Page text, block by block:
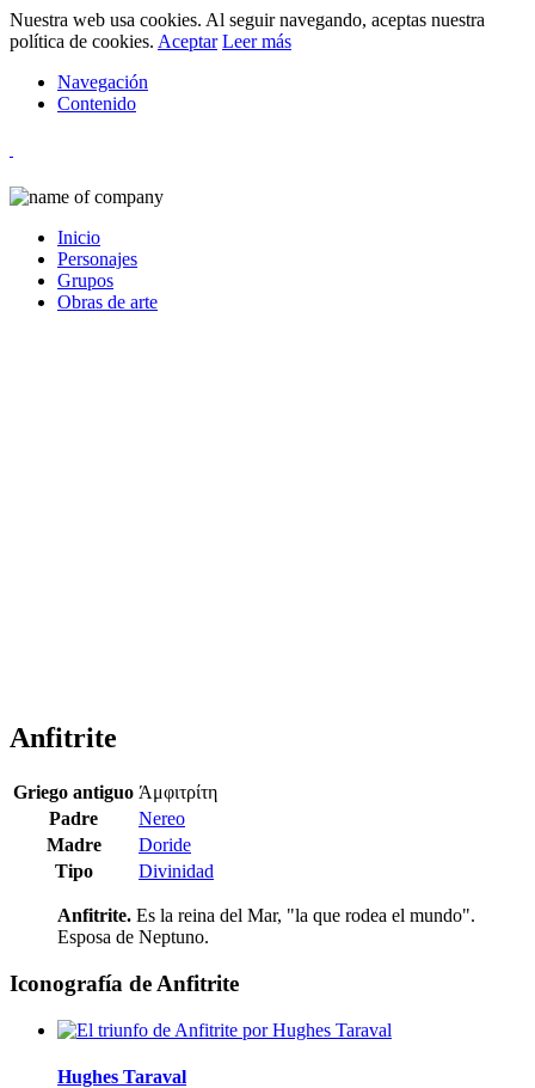
Nuestra web usa cookies. Al seguir navegando, aceptas nuestra
política de cookies. Aceptar Leer más
Navegación
Contenido
Inicio
Personajes
Grupos
Obras de arte
Anfitrite
Griego antiguo Άμφιτρίτη
Padre
Nereo
Madre
Doride
Tipo
Divinidad
Anfitrite. Es la reina del Mar, "la que rodea el mundo".
Esposa de Neptuno.
Iconografía de Anfitrite
Hughes Taraval